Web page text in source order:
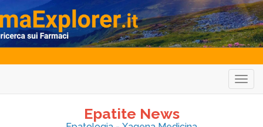
Epatite News